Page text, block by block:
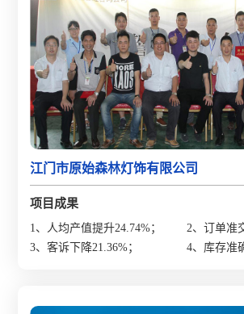
江门市原始森林灯饰有限公司
项目成果
1、人均产值提升24.74%；
2、订单准
3、客诉下降21.36%；
4、库存准